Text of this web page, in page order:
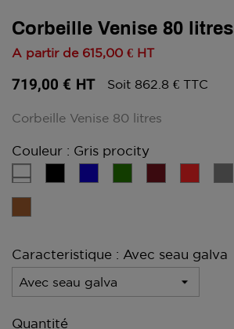
Corbeille Venise 80 litres
A partir de 615,00 € HT
719,00 € HT Soit 862.8 € TTC
Corbeille Venise 80 litres
Couleur : Gris procity
foncé
Corten
Caracteristique : Avec seau galva
Quantité